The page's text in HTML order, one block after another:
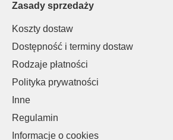
Zasady sprzedaży
Koszty dostaw
Dostępność i terminy dostaw
Rodzaje płatności
Polityka prywatności
Inne
Regulamin
Informacje o cookies